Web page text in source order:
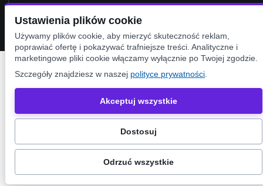
Ustawienia plików cookie
Używamy plików cookie, aby mierzyć skuteczność reklam,
poprawiać ofertę i pokazywać trafniejsze treści. Analityczne i
marketingowe pliki cookie włączamy wyłącznie po Twojej zgodzie.
Szczegóły znajdziesz w naszej polityce prywatności
Akceptuj wszystkie
Dostosuj
Odrzuć wszystkie